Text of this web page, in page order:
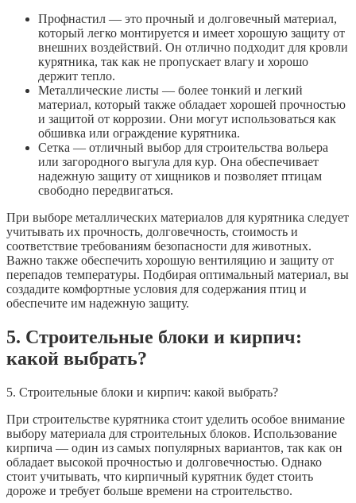
Профнастил — это прочный и долговечный материал,
который легко монтируется и имеет хорошую защиту от
внешних воздействий. Он отлично подходит для кровли
курятника, так как не пропускает влагу и хорошо
держит тепло.
Металлические листы — более тонкий и легкий
материал, который также обладает хорошей прочностью
и защитой от коррозии. Они могут использоваться как
обшивка или ограждение курятника.
Сетка — отличный выбор для строительства вольера
или загородного выгула для кур. Она обеспечивает
надежную защиту от хищников и позволяет птицам
свободно передвигаться.
При выборе металлических материалов для курятника следует
учитывать их прочность, долговечность, стоимость и
соответствие требованиям безопасности для животных.
Важно также обеспечить хорошую вентиляцию и защиту от
перепадов температуры. Подбирая оптимальный материал, вы
создадите комфортные условия для содержания птиц и
обеспечите им надежную защиту.
5. Строительные блоки и кирпич:
какой выбрать?
5. Строительные блоки и кирпич: какой выбрать?
При строительстве курятника стоит уделить особое внимание
выбору материала для строительных блоков. Использование
кирпича — один из самых популярных вариантов, так как он
обладает высокой прочностью и долговечностью. Однако
стоит учитывать, что кирпичный курятник будет стоить
дороже и требует больше времени на строительство.